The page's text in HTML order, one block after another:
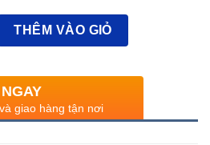
THÊM VÀO GIỎ
giao hàng tận nơi